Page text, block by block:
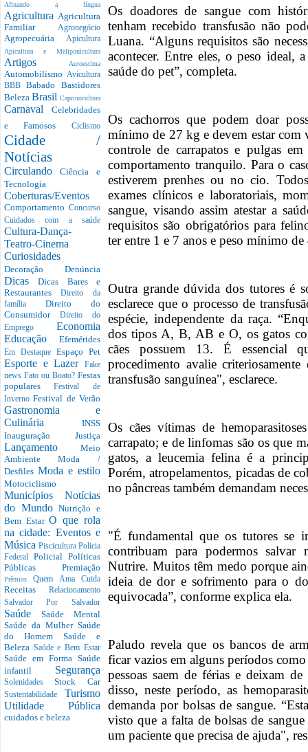
Afinando a língua
Agricultura Agricultura
Familiar Agronegócio
Agropecuária Apicultura
Apicultura e Meliponicultura
Artigos Autoestima
Automobilismo Avicultura
BBBBabado Bastidores
Beleza Brasil Caprinocultura
Carnaval Celebridades
e Famosos Ciclismo
Cidade /
Notícias
CirculandoCiência e
Tecnologia
Coberturas/Eventos
Comportamento Concurso
Cuidados com a saúde
Cultura-Dança-
Teatro-Cinema
Curiosidades
Decoração Denúncia
DicasDicas Bares e
RestaurantesDireito da
família Direito do
Consumidor Direito do
Emprego Economia
Educação Efemérides
Em Destaque Espaço Pet
Esporte e Lazer
Fake
news Fato ou Boato? Festas
popularesFestival de
InvernoFestival de Verão
Gastronomia e
Culinária INSS
Inauguração Justiça
Lançamento Meio
AmbienteModa /
Desfiles Moda e estilo
Motociclismo
Municípios Notícias
do MundoNutrição e
Bem EstarO que rola
na cidade: Eventos e
Música Piscicultura Policia
Federal Policial Políticas
Públicas Premiação
PrêmiosQuem Ama Cuida
Receitas Relacionamento
Salvador Por Salvador
Saúde Saúde Mental
Saúde da Mulher Saúde
do Homem Saúde e
Beleza Saúde e Bem Estar
Saúde em Forma Saúde
infantil Segurança
SolenidadesStock Car
Sustentabilidade Turismo
Utilidade Pública
cuidados e beleza
Os doadores de sangue com
tenham recebido transfusão não
Luana. “Alguns requisitos são
acontecer. Entre eles, o peso ideal,
saúde do pet”, completa.
Os cachorros que podem doar
mínimo de 27 kg e devem estar com
controle de carrapatos e pulgas
comportamento tranquilo. Para o
estiverem prenhes ou no cio.
exames clínicos e laboratoriais,
sangue, visando assim atestar a
requisitos são obrigatórios para
ter entre 1 e 7 anos e peso mínimo
Outra grande dúvida dos tutores é
esclarece que o processo de
espécie, independente da raça.
dos tipos A, B, AB e O, os gatos
cães possuem 13. É essencial
procedimento avalie criteriosamente
transfusão sanguínea", esclarece.
Os cães vítimas de
carrapato; e de linfomas são os que
gatos, a leucemia felina é a
Porém, atropelamentos, picadas de
no pâncreas também demandam
"É fundamental que os tutores se
contribuam para podermos salvar
Nutrire. Muitos têm medo porque
ideia de dor e sofrimento para o
equivocada”, conforme explica ela.
Paludo revela que os bancos de
ficar vazios em alguns períodos
pessoas saem de férias e deixam
disso, neste período, as
demanda por bolsas de sangue.
visto que a falta de bolsas de
um paciente que precisa de ajuda",